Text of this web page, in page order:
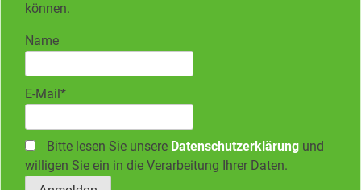
können.
Name
E-Mail*
Bitte lesen Sie unsere Datenschutzerklärung und
willigen Sie ein in die Verarbeitung Ihrer Daten.